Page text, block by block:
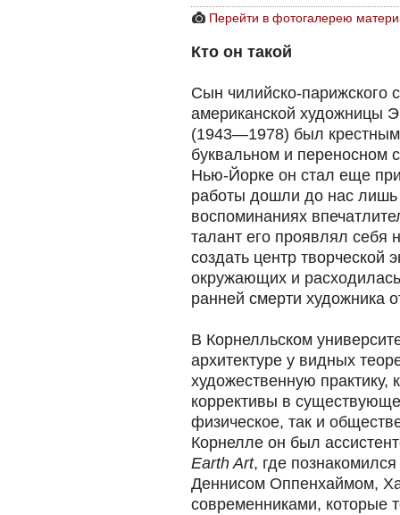
Перейти в фотогалерею
Кто он такой
Сын чилийско-парижского
американской художницы
(1943—1978) был
буквальном и переносном
Нью-Йорке он стал еще
работы дошли до нас лишь
воспоминаниях
талант его проявлял себя
создать центр творческой
окружающих и
ранней смерти художника
В Корнелльском
архитектуре у видных
художественную
коррективы в
физическое, так и
Корнелле он был
Earth Art, где
Деннисом Оппенхаймом,
современниками, которые